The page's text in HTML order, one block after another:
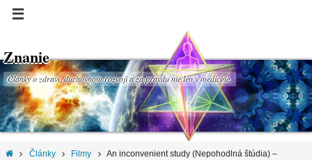
Znanie
Články o zdraví, duchovnom rozvoji a za pravdu nie len v medicíne.
Články Filmy
An inconvenient study (Nepohodlná štúdia) –